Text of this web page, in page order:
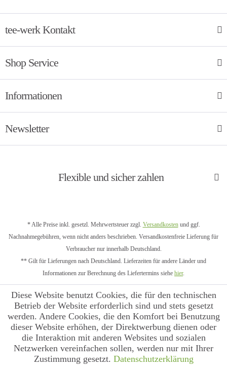
tee-werk Kontakt
Shop Service
Informationen
Newsletter
Flexible und sicher zahlen
* Alle Preise inkl. gesetzl. Mehrwertsteuer zzgl. Versandkostenund ggf.
Nachnahmegebühren, wenn nicht anders beschrieben. Versandkostenfreie Lieferung für
Verbraucher nur innerhalb Deutschland.
** Gilt für Lieferungen nach Deutschland. Lieferzeiten für andere Länder und
Informationen zur Berechnung des Liefertermins siehe hier.
Diese Website benutzt Cookies, die für den technischen
Betrieb der Website erforderlich sind und stets gesetzt
werden. Andere Cookies, die den Komfort bei Benutzung
dieser Website erhöhen, der Direktwerbung dienen oder
die Interaktion mit anderen Websites und sozialen
Netzwerken vereinfachen sollen, werden nur mit Ihrer
Zustimmung gesetzt. Datenschutzerklärung